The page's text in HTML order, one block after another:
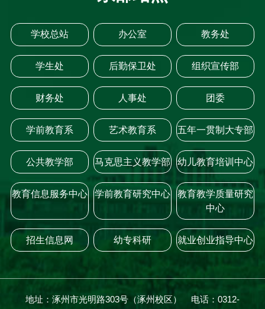
学校总站 办公室 教务处
学生处 后勤保卫处 组织宣传部
财务处 人事处 团委
学前教育系 艺术教育系 五年一贯制大专部
公共教学部 马克思主义教学部 幼儿教育培训中心
教育信息服务中心 学前教育研究中心
教育教学质量研究
中心
招生信息网 幼专科研 就业创业指导中心
地址：涿州市光明路303号（涿州校区） 电话：0312-